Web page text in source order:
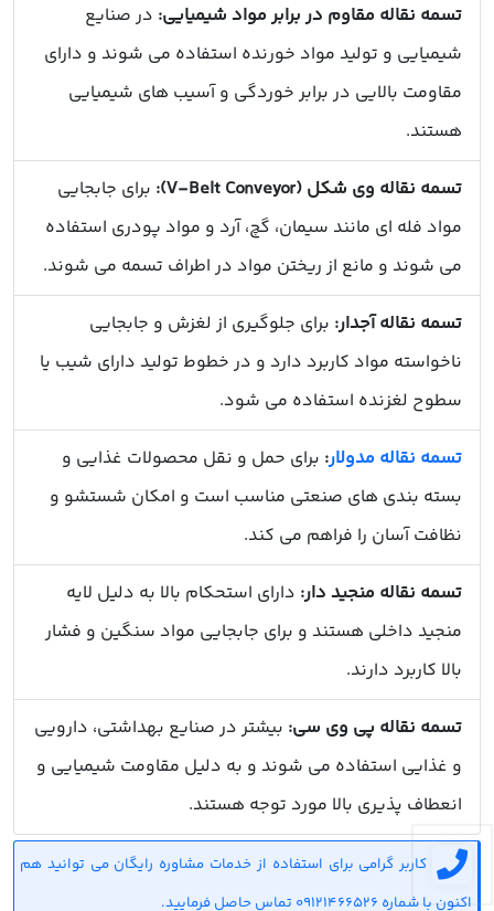
تسمه نقاله مقاوم در برابر مواد شیمیایی: در صنایع
شیمیایی و تولید مواد خورنده استفاده می شوند و دارای
مقاومت بالایی در برابر خوردگی و آسیب های شیمیایی
هستند.
تسمه نقاله وی شکل (V-Belt Conveyor):
برای جابجایی
مواد فله ای مانند سیمان، گچ، آرد و مواد پودری استفاده
می شوند و مانع از ریختن مواد در اطراف تسمه می شوند.
تسمه نقاله آجدار: برای جلوگیری از لغزش و جابجایی
ناخواسته مواد کاربرد دارد و در خطوط تولید دارای شیب یا
سطوح لغزنده استفاده می شود.
تسمه نقاله مدولار: برای حمل و نقل محصولات غذایی و
بسته بندی های صنعتی مناسب است و امکان شستشو و
نظافت آسان را فراهم می کند.
تسمه نقاله منجید دار: دارای استحکام بالا به دلیل لایه
منجید داخلی هستند و برای جابجایی مواد سنگین و فشار
بالا کاربرد دارند.
تسمه نقاله پی وی سی: بیشتر در صنایع بهداشتی، دارویی
و غذایی استفاده می شوند و به دلیل مقاومت شیمیایی و
انعطاف پذیری بالا مورد توجه هستند.
کاربر گرامی برای استفاده از خدمات مشاوره رایگان می توانید هم
اکنون با شماره 09121466526 تماس حاصل فرمایید.